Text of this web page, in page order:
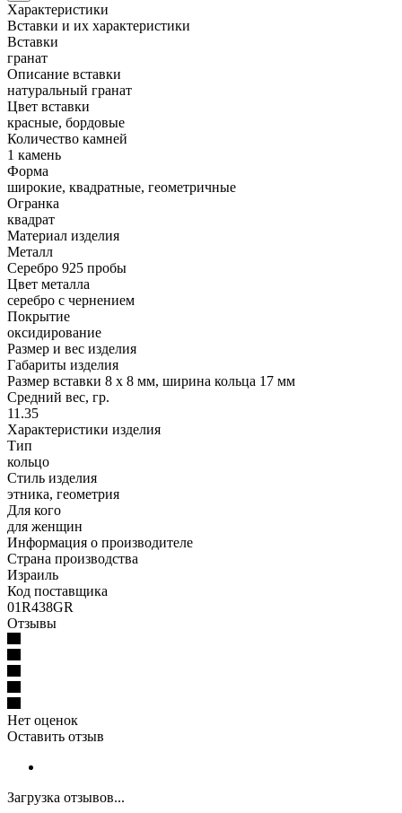
Характеристики
Вставки и их характеристики
Вставки
гранат
Описание вставки
натуральный гранат
Цвет вставки
красные, бордовые
Количество камней
1 камень
Форма
широкие, квадратные, геометричные
Огранка
квадрат
Материал изделия
Металл
Серебро 925 пробы
Цвет металла
серебро с чернением
Покрытие
оксидирование
Размер и вес изделия
Габариты изделия
Размер вставки 8 х 8 мм, ширина кольца 17 мм
Средний вес, гр.
11.35
Характеристики изделия
Тип
кольцо
Стиль изделия
этника, геометрия
Для кого
для женщин
Информация о производителе
Страна производства
Израиль
Код поставщика
01R438GR
Отзывы
Нет оценок
Оставить отзыв
Загрузка отзывов...